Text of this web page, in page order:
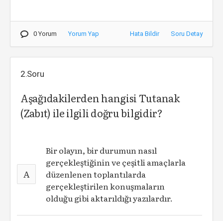
0 Yorum Yorum Yap Hata Bildir Soru Detay
2.Soru
Aşağıdakilerden hangisi Tutanak
(Zabıt) ile ilgili doğru bilgidir?
A
Bir olayın, bir durumun nasıl
gerçekleştiğinin ve çeşitli amaçlarla
düzenlenen toplantılarda
gerçekleştirilen konuşmaların
olduğu gibi aktarıldığı yazılardır.